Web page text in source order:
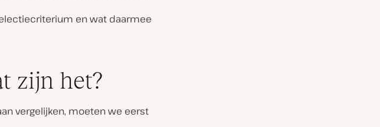
en wat daarmee
zijn het?
vergelijken, moeten we eerst